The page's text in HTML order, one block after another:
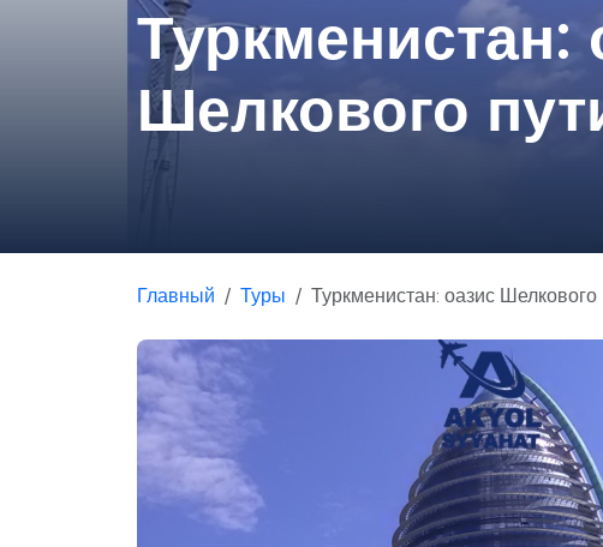
Туркменистан:
Шелкового
Главный Туры Туркменистан: оазис Шелкового